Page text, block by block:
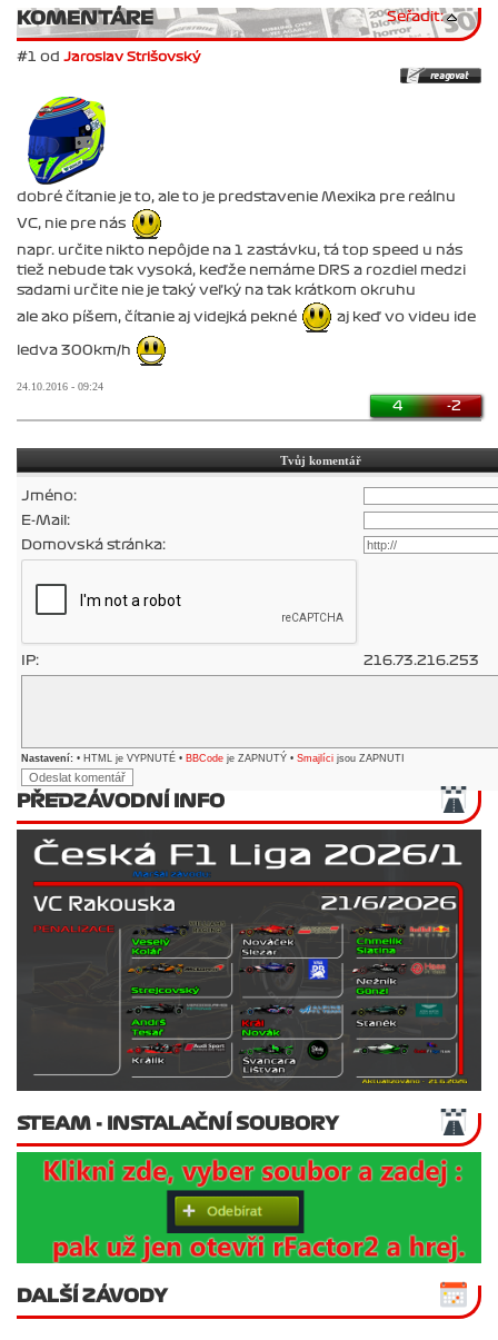
KOMENTÁRE Seřadit:
#1 od Jaroslav Strišovský
dobré čítanie je to, ale to je predstavenie Mexika pre reálnu
VC, nie pre nás
napr. určite nikto nepôjde na 1 zastávku, tá top speed u nás
tiež nebude tak vysoká, keďže nemáme DRS a rozdiel medzi
sadami určite nie je taký veľký na tak krátkom okruhu
ale ako píšem, čítanie aj videjká pekné
aj keď vo videu ide
ledva 300km/h
24.10.2016 - 09:24
4 -2
Tvůj komentář
Jméno:
E-Mail:
Domovská stránka:
IP: 216.73.216.253
Nastavení: • HTML je VYPNUTÉ • BBCode je ZAPNUTÝ • Smajlíci jsou ZAPNUTI
PŘEDZÁVODNÍ INFO
STEAM - INSTALAČNÍ SOUBORY
DALŠÍ ZÁVODY